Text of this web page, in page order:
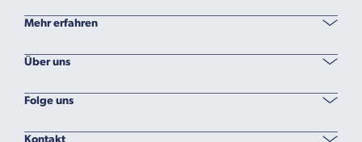
Mehr erfahren
Über uns
Folge uns
Kontakt